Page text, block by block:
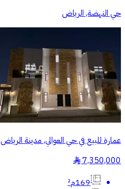
حي النهضة, الرياض
عمارة للبيع في حي العوالي, مدينة
7,350,000
§
169م²